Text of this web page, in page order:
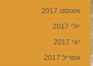
אוגוסט 2017
יולי 2017
יוני 2017
אפריל 2017